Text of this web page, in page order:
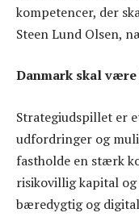
kompetencer, der
Steen Lund Olsen,
Danmark skal
Strategiudspillet er
udfordringer og
fastholde en stærk
risikovillig kapital
bæredygtig og